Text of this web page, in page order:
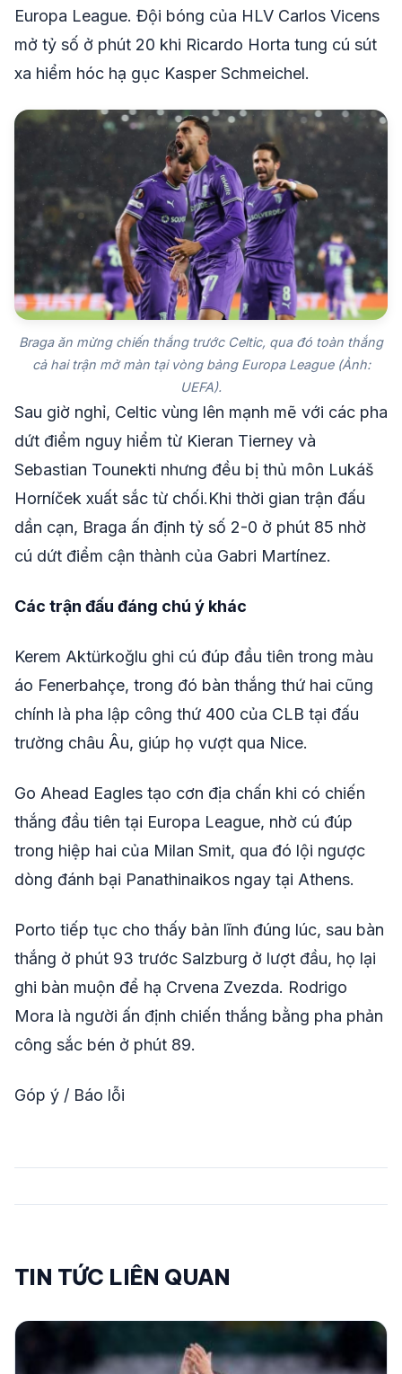
Europa League. Đội bóng của HLV Carlos Vicens
mở tỷ số ở phút 20 khi Ricardo Horta tung cú sút
xa hiểm hóc hạ gục Kasper Schmeichel.
Braga ăn mừng chiến thắng trước Celtic, qua đó toàn thắng
cả hai trận mở màn tại vòng bảng Europa League (Ảnh:
UEFA).
Sau giờ nghỉ, Celtic vùng lên mạnh mẽ với các pha
dứt điểm nguy hiểm từ Kieran Tierney và
Sebastian Tounekti nhưng đều bị thủ môn Lukáš
Horníček xuất sắc từ chối.Khi thời gian trận đấu
dần cạn, Braga ấn định tỷ số 2-0 ở phút 85 nhờ
cú dứt điểm cận thành của Gabri Martínez.
Các trận đấu đáng chú ý khác
Kerem Aktürkoğlu ghi cú đúp đầu tiên trong màu
áo Fenerbahçe, trong đó bàn thắng thứ hai cũng
chính là pha lập công thứ 400 của CLB tại đấu
trường châu Âu, giúp họ vượt qua Nice.
Go Ahead Eagles tạo cơn địa chấn khi có chiến
thắng đầu tiên tại Europa League, nhờ cú đúp
trong hiệp hai của Milan Smit, qua đó lội ngược
dòng đánh bại Panathinaikos ngay tại Athens.
Porto tiếp tục cho thấy bản lĩnh đúng lúc, sau bàn
thắng ở phút 93 trước Salzburg ở lượt đầu, họ lại
ghi bàn muộn để hạ Crvena Zvezda. Rodrigo
Mora là người ấn định chiến thắng bằng pha phản
công sắc bén ở phút 89.
Góp ý / Báo lỗi
TIN TỨC LIÊN QUAN